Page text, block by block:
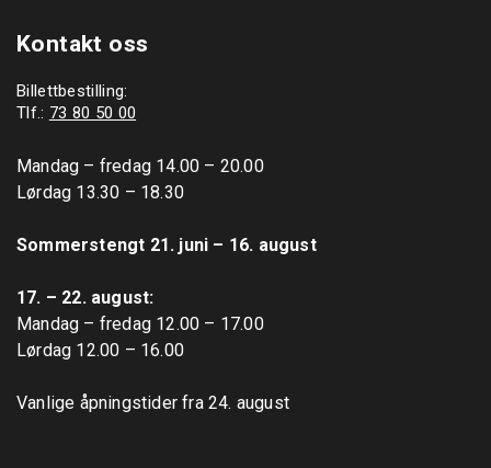
Kontakt oss
Billettbestilling:
Tlf.: 73 80 50 00
Mandag – fredag 14.00 – 20.00
Lørdag 13.30 – 18.30
Sommerstengt 21. juni – 16. august
17. – 22. august:
Mandag – fredag 12.00 – 17.00
Lørdag 12.00 – 16.00
Vanlige åpningstider fra 24. august